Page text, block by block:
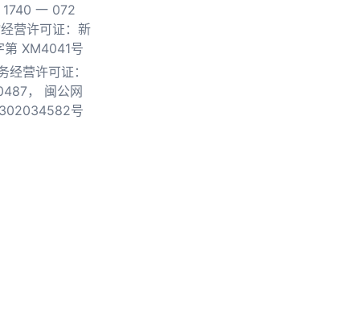
一 072
营许可证：新
第 XM4041号
经营许可证：
，
闽公网
号